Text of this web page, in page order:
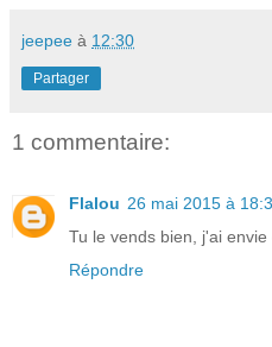
jeepee à 12:30
Partager
1 commentaire:
Flalou 26 mai 2015 à
Tu le vends bien, j'ai
Répondre